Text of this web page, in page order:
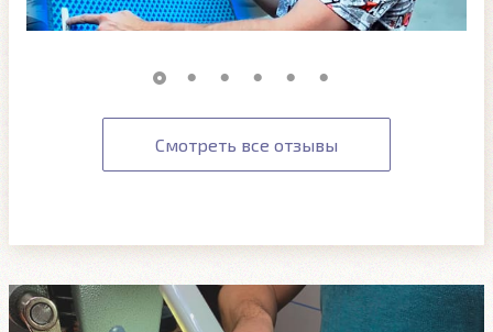
Смотреть все отзывы